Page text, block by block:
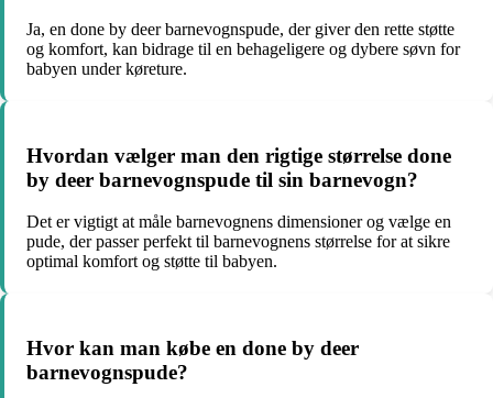
Ja, en done by deer barnevognspude, der giver den rette støtte
og komfort, kan bidrage til en behageligere og dybere søvn for
babyen under køreture.
Hvordan vælger man den rigtige størrelse done
by deer barnevognspude til sin barnevogn?
Det er vigtigt at måle barnevognens dimensioner og vælge en
pude, der passer perfekt til barnevognens størrelse for at sikre
optimal komfort og støtte til babyen.
Hvor kan man købe en done by deer
barnevognspude?